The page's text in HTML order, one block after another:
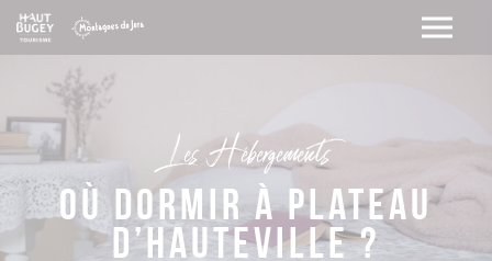
Les Hébergements
Où dormir à Plateau
d’Hauteville ?